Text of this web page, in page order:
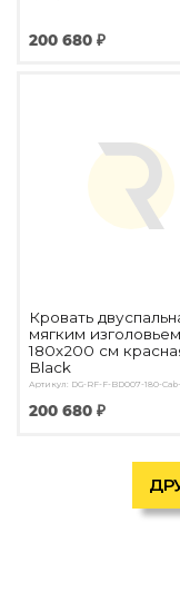
200 680 ₽
Кровать
мягким изголовьем
180х200 см
Black
Артикул: DG-RF-F-BD007-180-Cab-
200 680 ₽